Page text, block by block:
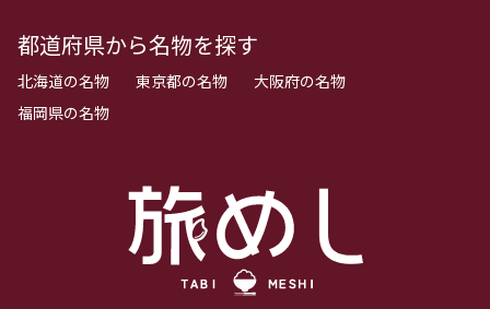
都道府県から名物を探す
北海道の名物 東京都の名物
大阪府の名物
福岡県の名物